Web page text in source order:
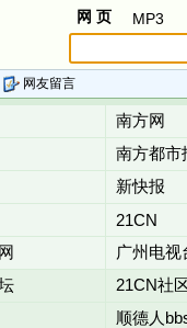
网 页 MP3
网友留言
南方网
南方都市
新快报
21CN
广州电视
21CN社
顺德人